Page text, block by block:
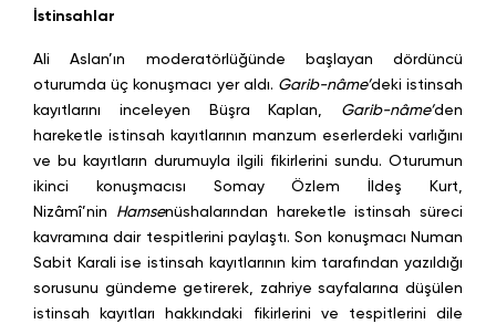
İstinsahlar
Ali Aslan’ın moderatörlüğünde başlayan dördüncü
oturumda üç konuşmacı yer aldı. Garib-nâme’deki istinsah
kayıtlarını inceleyen Büşra Kaplan, Garib-nâme’den
hareketle istinsah kayıtlarının manzum eserlerdeki varlığını
ve bu kayıtların durumuyla ilgili fikirlerini sundu. Oturumun
ikinci konuşmacısı Somay Özlem İldeş Kurt,
Nizâmî’nin Hamsenüshalarından hareketle istinsah süreci
kavramına dair tespitlerini paylaştı. Son konuşmacı Numan
Sabit Karali ise istinsah kayıtlarının kim tarafından yazıldığı
sorusunu gündeme getirerek, zahriye sayfalarına düşülen
istinsah kayıtları hakkındaki fikirlerini ve tespitlerini dile